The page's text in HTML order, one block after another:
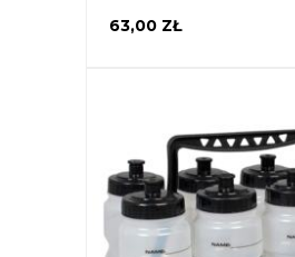
63,00 ZŁ